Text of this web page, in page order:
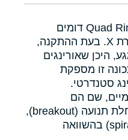
איקסרינגים (X-Rings), המכונים גם Quad Rings©‎ דומים
לאורינגים, אבל פרופיל החתך שלהם בצורת X. בעת ההתקנה,
היכן שאורינגים
זו מספקת
סטנדרטי.
שם הם
מאפשרים הפחתה בחיכוך בפעולה ובהתחלת תנועה (breakout),
ומפחיתים את הסיכון לכשל סיבובי (spiralling) בהשוואה